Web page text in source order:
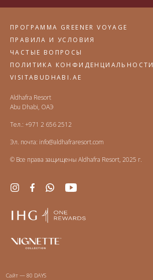
ПРОГРАММА GREENER VOYAGE
ПРАВИЛА И УСЛОВИЯ
ЧАСТЫЕ ВОПРОСЫ
ПОЛИТИКА КОНФИДЕНЦИАЛЬНОСТИ
VISITABUDHABI.AE
Aldhafra Resort
Abu Dhabi, ОАЭ
Тел.: +971 2 656 2512
Эл. почта: info@aldhafraresort.com
© Все права защищены Aldhafra Resort, 2025 г.
Сайт — 80 DAYS